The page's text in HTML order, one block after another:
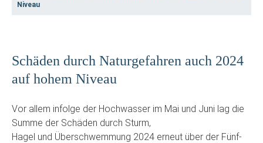
Niveau
Schäden durch Naturgefahren auch 2024
auf hohem Niveau
Vor allem infolge der Hochwasser im Mai und Juni lag die
Summe der Schäden durch Sturm,
Hagel und Überschwemmung 2024 erneut über der Fünf-